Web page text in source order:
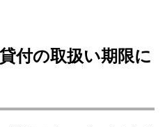
付の取扱い期限に